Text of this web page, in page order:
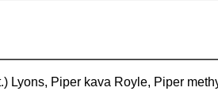
Lyons, Piper kava Royle, Piper